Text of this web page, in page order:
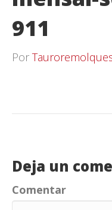
911
Por
Deja un
Comentar